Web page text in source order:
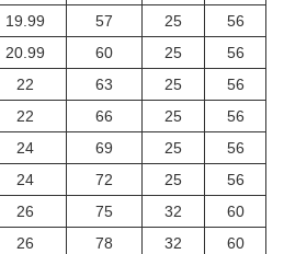
19.99 57 25
56
20.99 60 25
56
22 63 25
56
22 66 25
56
24 69 25
56
24 72 25
56
26 75 32
60
26 78 32
60